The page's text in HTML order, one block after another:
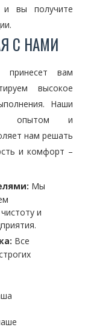
вы получите
С НАМИ
принесет вам
высокое
Наши
опытом и
нам решать
и комфорт –
Мы
и
Все